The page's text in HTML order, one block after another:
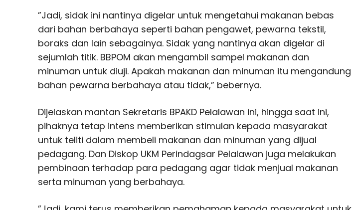
”Jadi, sidak ini nantinya digelar untuk mengetahui makanan bebas
dari bahan berbahaya seperti bahan pengawet, pewarna tekstil,
boraks dan lain sebagainya. Sidak yang nantinya akan digelar di
sejumlah titik. BBPOM akan mengambil sampel makanan dan
minuman untuk diuji. Apakah makanan dan minuman itu mengandung
bahan pewarna berbahaya atau tidak,” bebernya.
Dijelaskan mantan Sekretaris BPAKD Pelalawan ini, hingga saat ini,
pihaknya tetap intens memberikan stimulan kepada masyarakat
untuk teliti dalam membeli makanan dan minuman yang dijual
pedagang. Dan Diskop UKM Perindagsar Pelalawan juga melakukan
pembinaan terhadap para pedagang agar tidak menjual makanan
serta minuman yang berbahaya.